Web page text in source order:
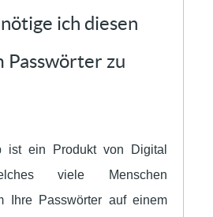
ich diesen
Passwörter zu
ist ein Produkt von Digital
viele Menschen
Ihre Passwörter auf einem